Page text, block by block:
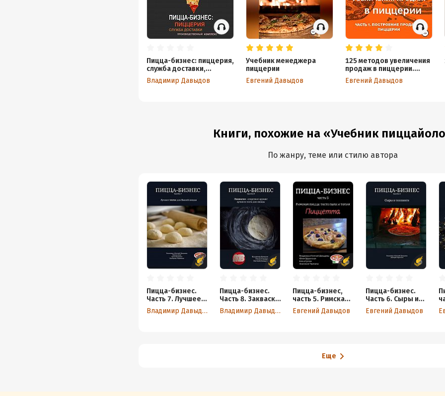
Пицца-бизнес: пиццерия,
служба доставки,
производственный
комплекс
Владимир Давыдов
Учебник менеджера
пиццерии
Евгений Давыдов
125 методов увеличения
продаж в пиццерии.
Часть 1. Построение
продаж в пиццерии
Евгений Давыдов
Книги, похожие на «Учебник
По жанру, теме или стилю автора
Пицца-бизнес.
Часть 7. Лучшее
тесто для Вашей
пиццы
Владимир Давыдов
Пицца-бизнес.
Часть 8. Закваска
– секретное
оружие лучшегоВладимир Давыдов
Пицца-бизнес,
часть 5. Римская
пицца: тесто пала
и телия. Пиццетта
Евгений Давыдов
Пицца-бизнес.
Часть 6. Сыры и
топпинги
Евгений Давыдов
Еще